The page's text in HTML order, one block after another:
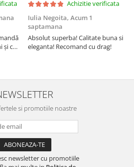
și cu
Achizitie verificata
Iulia Negoita, Acum 1
saptamana
Absolut superba! Calitate buna si
eleganta! Recomand cu drag!
si promotiile noastre
newsletter cu promotiile